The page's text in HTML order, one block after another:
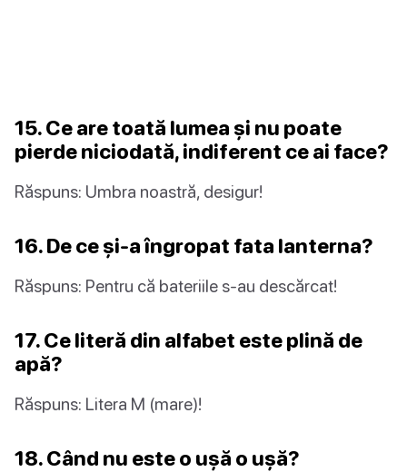
15. Ce are toată lumea și nu poate
pierde niciodată, indiferent ce ai face?
Răspuns: Umbra noastră, desigur!
16. De ce și-a îngropat fata lanterna?
Răspuns: Pentru că bateriile s-au descărcat!
17. Ce literă din alfabet este plină de
apă?
Răspuns: Litera M (mare)!
18. Când nu este o ușă o ușă?